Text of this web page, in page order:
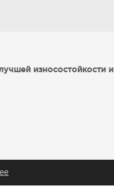
износостойкости и